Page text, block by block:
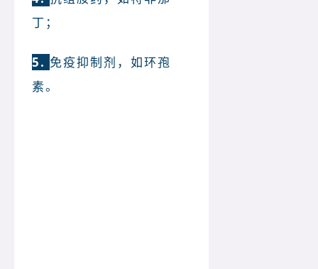
丁；
5. 免疫抑制剂，如环孢
素。